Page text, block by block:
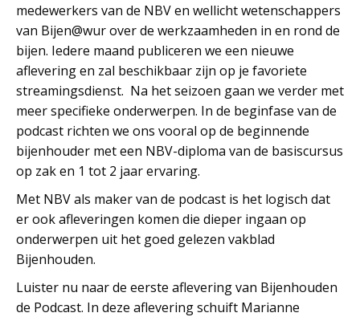
medewerkers van de NBV en wellicht wetenschappers
van Bijen@wur over de werkzaamheden in en rond de
bijen. Iedere maand publiceren we een nieuwe
aflevering en zal beschikbaar zijn op je favoriete
streamingsdienst. Na het seizoen gaan we verder met
meer specifieke onderwerpen. In de beginfase van de
podcast richten we ons vooral op de beginnende
bijenhouder met een NBV-diploma van de basiscursus
op zak en 1 tot 2 jaar ervaring.
Met NBV als maker van de podcast is het logisch dat
er ook afleveringen komen die dieper ingaan op
onderwerpen uit het goed gelezen vakblad
Bijenhouden.
Luister nu naar de eerste aflevering van Bijenhouden
de Podcast. In deze aflevering schuift Marianne